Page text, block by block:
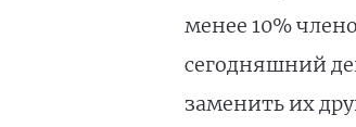
менее 10%
сегодняшний
заменить их